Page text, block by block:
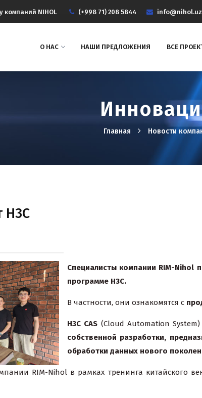
компаний NIHOL (+998 71) 208 5844 info@nihol.uz
О НАС НАШИ ПРЕДЛОЖЕНИЯ ВСЕ
Главная Новости
Н3С
Специалисты компании RIM-Nihol
программе Н3С.
В частности, они ознакомятся с
H3C CAS (Cloud Automation System)
собственной разработки,
обработки данных нового
RIM-Nihol в рамках тренинга китайского